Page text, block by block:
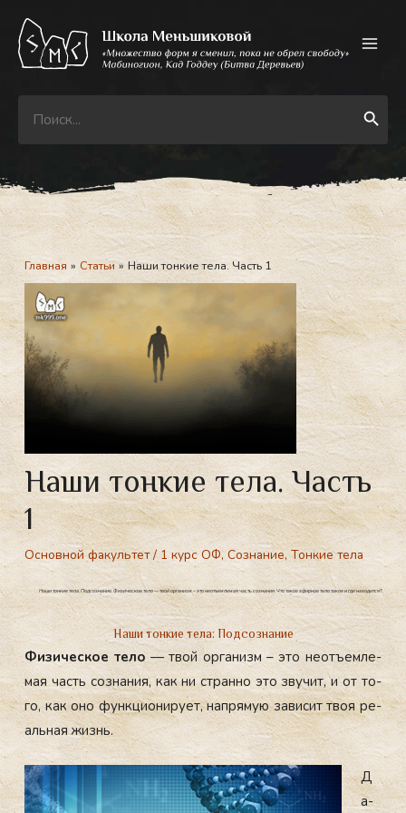
содержимому
Search
for:
Search Button
Главная Статьи Наши тонкие тела. Часть 1
Наши тонкие тела. Часть
1
Основной факультет/1 курс ОФ,Сознание,Тонкие тела
Наши тонкие тела. Подсознание. Физическое тело — твой организм – это неотъемлемая часть сознания. Что такое эфирное тело такое и где находится?
Наши тонкие тела: Подсознание
Фи­зичес­кое те­ло— твой ор­га­низм – это не­отъ­ем­ле­
мая часть соз­на­ния, как ни стран­но это зву­чит, и от то­
го, как оно фун­кци­они­ру­ет, нап­ря­мую за­висит твоя ре­
аль­ная жизнь.
Д
а­